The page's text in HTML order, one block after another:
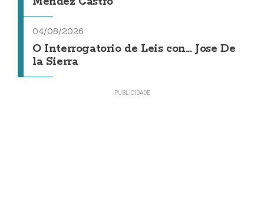
04/08/2026
O Interrogatorio de Leis con... Jose De
la Sierra